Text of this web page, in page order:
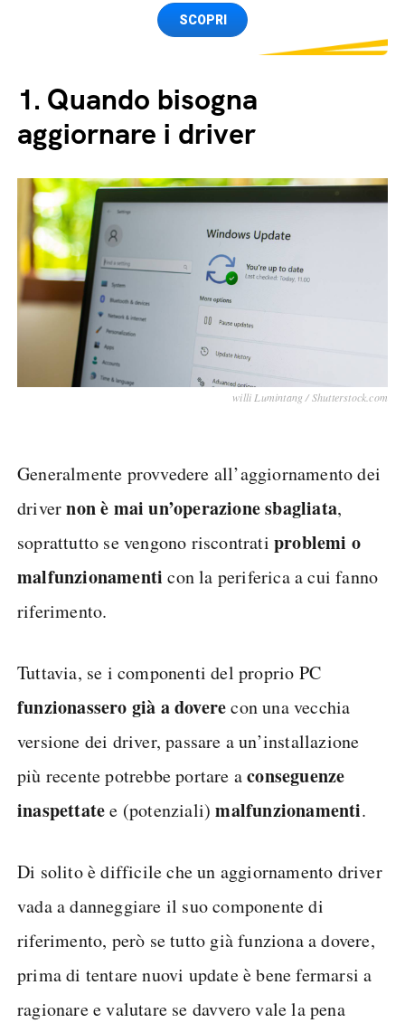
Spedizione SIM GRATISSCOPRI
1. Quando bisogna
aggiornare i driver
willi Lumintang / Shutterstock.com
Generalmente provvedere all’aggiornamento dei
drivernon è mai un’operazione sbagliata,
soprattutto se vengono riscontrati problemi o
malfunzionamenti con la periferica a cui fanno
riferimento.
Tuttavia, se i componenti del proprio PC
funzionassero già a doverecon una vecchia
versione dei driver, passare a un’installazione
più recente potrebbe portare aconseguenze
inaspettatee (potenziali)malfunzionamenti.
Di solito è difficile che un aggiornamento driver
vada a danneggiare il suo componente di
riferimento, però se tutto già funziona a dovere,
prima di tentare nuovi update è bene fermarsi a
ragionare e valutare se davvero vale la pena